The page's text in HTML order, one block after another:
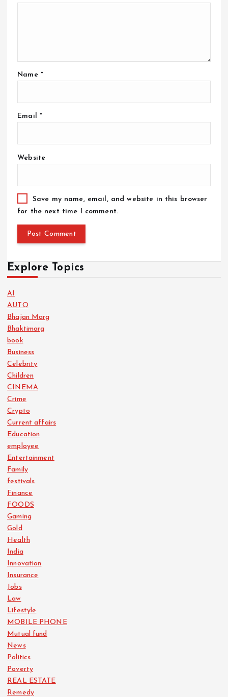
Name *
Email *
Website
Save my name, email, and website in this browser
for the next time I comment.
Explore Topics
AI
AUTO
Bhajan Marg
Bhaktimarg
book
Business
Celebrity
Children
CINEMA
Crime
Crypto
Current affairs
Education
employee
Entertainment
Family
festivals
Finance
FOODS
Gaming
Gold
Health
India
Innovation
Insurance
Jobs
Law
Lifestyle
MOBILE PHONE
Mutual fund
News
Politics
Poverty
REAL ESTATE
Remedy